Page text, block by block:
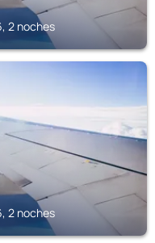
2 noches
2 noches